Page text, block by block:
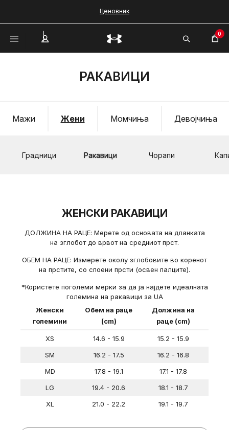
Ценовник
0
РАКАВИЦИ
Девојчиња
Момчиња
Жени
Мажи
Градници Ракавици Чорапи
ЖЕНСКИ РАКАВИЦИ
ДОЛЖИНА НА РАЦЕ: Мерете од основата на дланката
на зглобот до врвот на средниот прст.
ОБЕМ НА РАЦЕ: Измерете околу зглобовите во коренот
на прстите, со споени прсти (освен палците).
*Користете поголеми мерки за да ја најдете идеалната
големина на ракавици за UA
Женски
големини
Обем на раце
(cm)
Должина на
раце (cm)
XS 14.6 - 15.9
15.2 - 15.9
SM
16.2 - 17.5
16.2 - 16.8
MD
17.8 - 19.1
17.1 - 17.8
LG
19.4 - 20.6
18.1 - 18.7
XL
21.0 - 22.2
19.1 - 19.7